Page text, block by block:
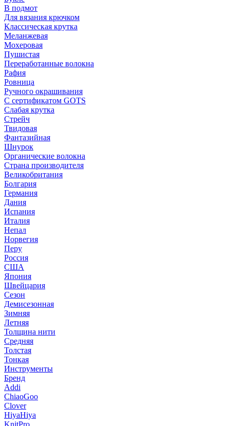
В подмот
Для вязания крючком
Классическая крутка
Меланжевая
Мохеровая
Пушистая
Переработанные волокна
Рафия
Ровница
Ручного окрашивания
С сертификатом GOTS
Слабая крутка
Стрейч
Твидовая
Фантазийная
Шнурок
Органические волокна
Страна производителя
Великобритания
Болгария
Германия
Дания
Испания
Италия
Непал
Норвегия
Перу
Россия
США
Япония
Швейцария
Сезон
Демисезонная
Зимняя
Летняя
Толщина нити
Средняя
Толстая
Тонкая
Инструменты
Бренд
Addi
ChiaoGoo
Clover
HiyaHiya
KnitPro